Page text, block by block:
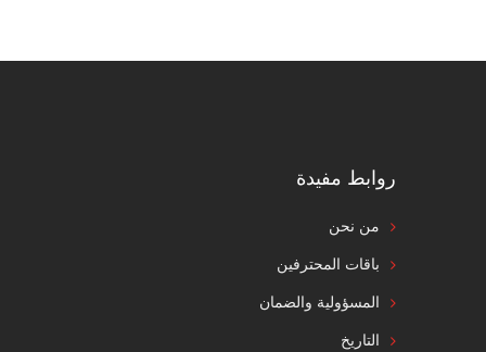
روابط مفيدة
من نحن
باقات المحترفين
المسؤولية والضمان
التاريخ